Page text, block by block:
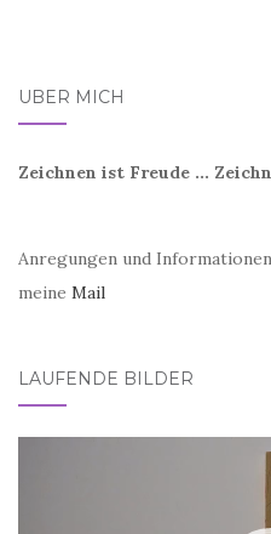
ÜBER MICH
Zeichnen ist Freude ...
Anregungen und
meine Mail
LAUFENDE BILDER